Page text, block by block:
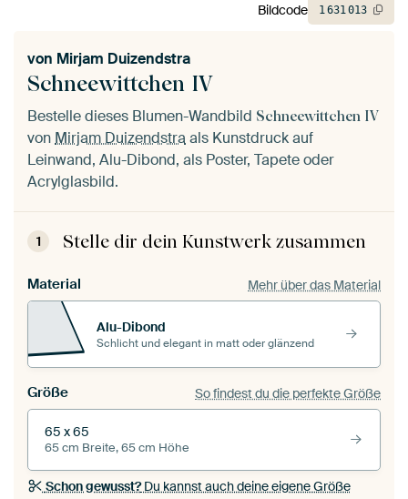
Schneewittchen IV
von Mirjam Duizendstra
Bestelle dieses Blumen-Wandbild Schneewittchen IV
vonMirjam Duizendstraals Kunstdruck auf
Leinwand, Alu-Dibond, als Poster, Tapete oder
Acrylglasbild.
1 Stelle dir dein Kunstwerk zusammen
Material Mehr über das Material
Alu-Dibond
Schlicht und elegant in matt oder glänzend
Größe So findest du die perfekte Größe
65 x 65
65 cm Breite, 65 cm Höhe
Schon gewusst?Du kannst auch deine eigene Größe
Bildcode 1631013